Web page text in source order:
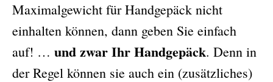
Maximalgewicht für Handgepäck nicht
einhalten können, dann geben Sie einfach
auf! … und zwar Ihr Handgepäck. Denn in
der Regel können sie auch ein (zusätzliches)